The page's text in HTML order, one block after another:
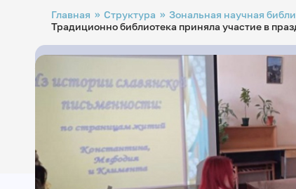
Строка
навигации
Главная Структура Зональная научная
Традиционно библиотека приняла участие в